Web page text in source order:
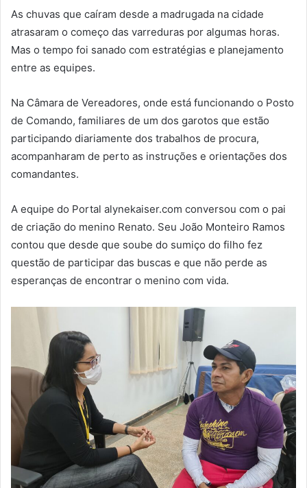
As chuvas que caíram desde a madrugada na cidade
atrasaram o começo das varreduras por algumas horas.
Mas o tempo foi sanado com estratégias e planejamento
entre as equipes.
Na Câmara de Vereadores, onde está funcionando o Posto
de Comando, familiares de um dos garotos que estão
participando diariamente dos trabalhos de procura,
acompanharam de perto as instruções e orientações dos
comandantes.
A equipe do Portal alynekaiser.com conversou com o pai
de criação do menino Renato. Seu João Monteiro Ramos
contou que desde que soube do sumiço do filho fez
questão de participar das buscas e que não perde as
esperanças de encontrar o menino com vida.